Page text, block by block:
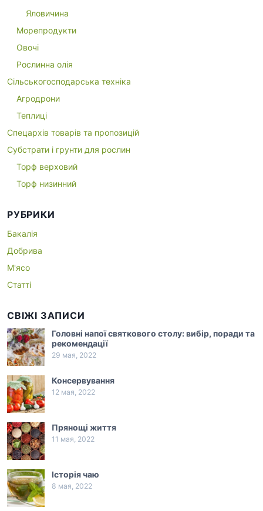
Яловичина
Морепродукти
Овочі
Рослинна олія
Сільськогосподарська техніка
Агродрони
Теплиці
Спецархів товарів та пропозицій
Субстрати і грунти для рослин
Торф верховий
Торф низинний
РУБРИКИ
Бакалія
Добрива
М'ясо
Статті
СВІЖІ ЗАПИСИ
Головні напої святкового столу: вибір, поради та
рекомендації
29 мая, 2022
Консервування
12 мая, 2022
Прянощі життя
11 мая, 2022
Історія чаю
8 мая, 2022